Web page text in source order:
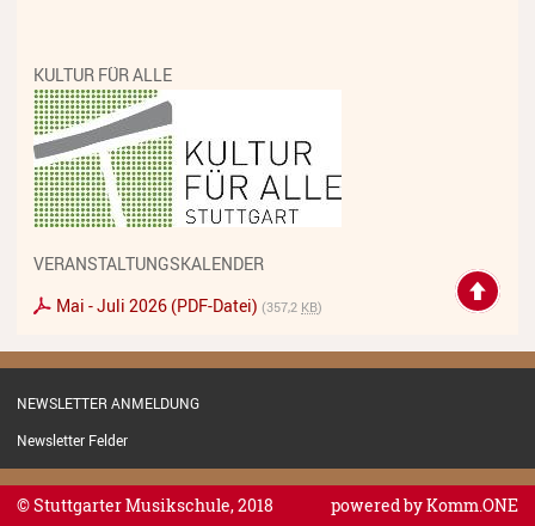
Unsere Lehrkräfte
Standorte
Ensembles
Talentförderung
Gebühren
Mietinstrumente
KULTUR FÜR ALLE
VERANSTALTUNGSKALENDER
Mai - Juli 2026 (PDF-Datei) (357,2 KB)
NEWSLETTER ANMELDUNG
Newsletter Felder
© Stuttgarter Musikschule, 2018 powered byKomm.ONE